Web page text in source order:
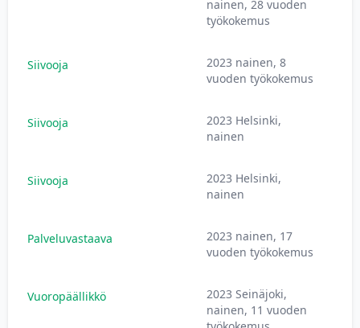
nainen, 28 vuoden
työkokemus
Siivooja
2023 nainen, 8
vuoden työkokemus
Siivooja
2023 Helsinki,
nainen
Siivooja
2023 Helsinki,
nainen
Palveluvastaava
2023 nainen, 17
vuoden työkokemus
Vuoropäällikkö
2023 Seinäjoki,
nainen, 11 vuoden